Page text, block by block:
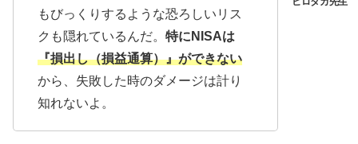
もびっくりするような恐ろしいリス
クも隠れているんだ。 特にNISAは
『損出し（損益通算）』ができない
から、失敗した時のダメージは計り
知れないよ。